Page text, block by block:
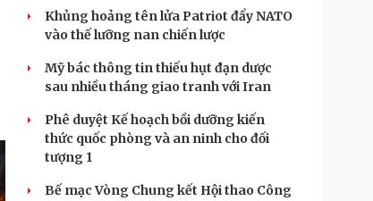
Khủng hoảng tên lửa Patriot đẩy NATO
vào thế lưỡng nan chiến lược
Mỹ bác thông tin thiếu hụt đạn dược
sau nhiều tháng giao tranh với Iran
Phê duyệt Kế hoạch bồi dưỡng kiến
thức quốc phòng và an ninh cho đối
tượng 1
Bế mạc Vòng Chung kết Hội thao Công